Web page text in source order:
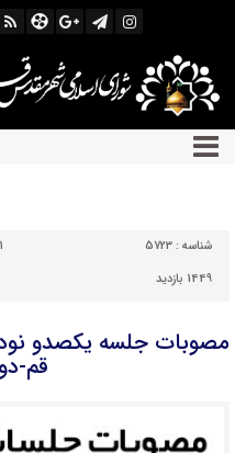
شناسه : 5723
01
1449 بازدید
مصوبات جلسه یکصدو
قم-